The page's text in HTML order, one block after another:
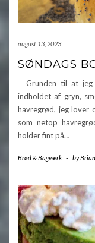
august 13, 2023
SØNDAGS
Grunden til at jeg
indholdet af gryn,
havregrød, jeg lover
som netop
holder fint på…
Brød & Bagværk - by